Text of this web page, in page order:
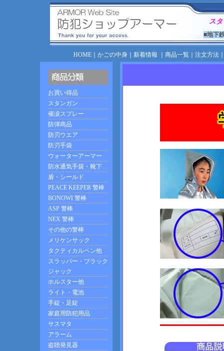
ス
■地下
HOME｜ かごの中身｜ 新着情報 商品一覧｜ 注文方法